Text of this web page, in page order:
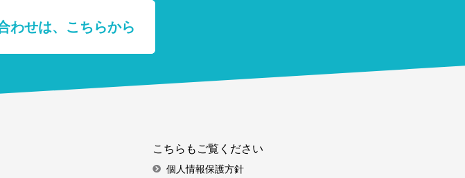
わせは、 こちらから
こちらもご覧ください
個人情報保護方針